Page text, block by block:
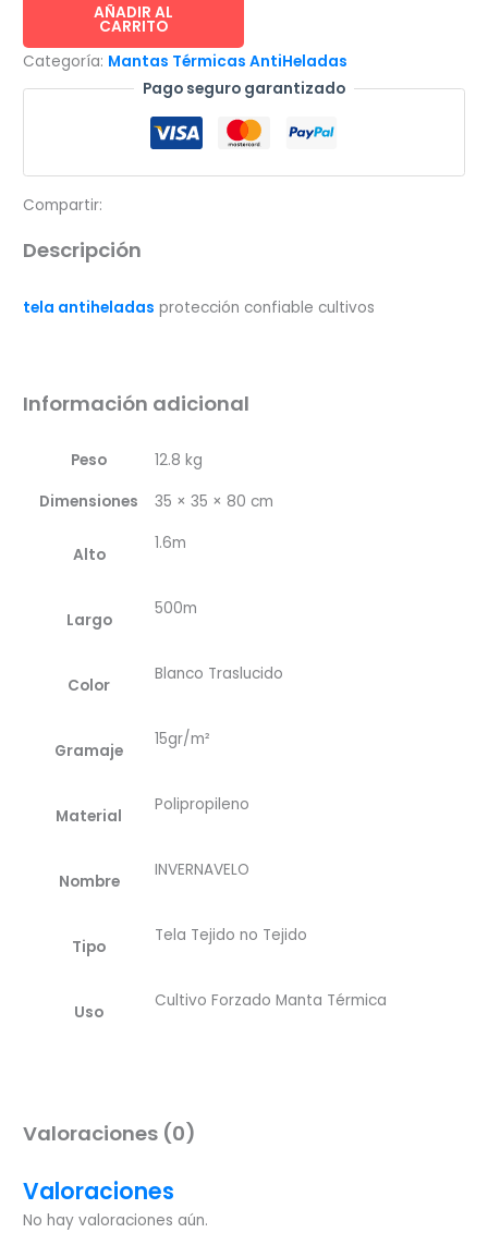
antiheladas
protección
confiable
cultivos
(15gr/m²)
cantidad
AÑADIR AL
CARRITO
Categoría: Mantas Térmicas AntiHeladas
Pago seguro garantizado
Compartir:
Descripción
tela antiheladas protección confiable cultivos
Información adicional
Peso
12.8 kg
Dimensiones
35 × 35 × 80 cm
Alto
1.6m
Largo
500m
Color
Blanco Traslucido
Gramaje
15gr/m²
Material
Polipropileno
Nombre
INVERNAVELO
Tipo
Tela Tejido no Tejido
Uso
Cultivo Forzado Manta Térmica
Valoraciones (0)
Valoraciones
No hay valoraciones aún.